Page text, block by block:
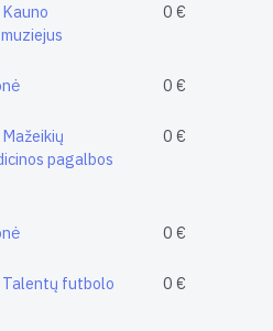
0 €
0 €
pagalbos
0 €
0 €
futbolo
0 €